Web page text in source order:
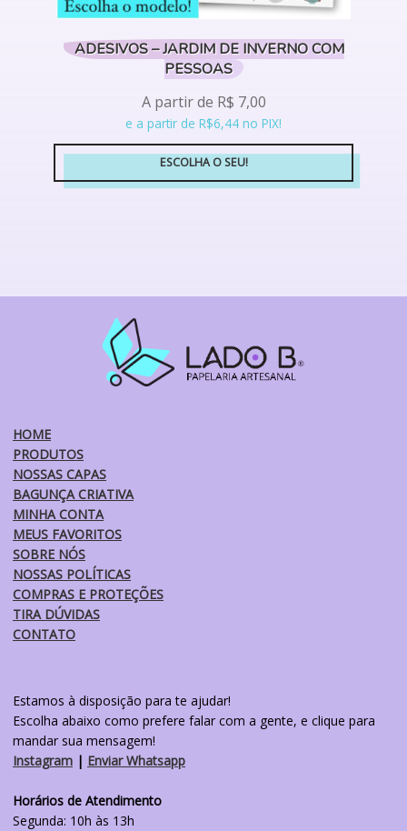
ADESIVOS – JARDIM DE INVERNO COM
PESSOAS
A partir de R$ 7,00
e a partir de R$6,44 no PIX!
ESCOLHA O SEU!
Este
As
ser
escolhidas
HOME
PRODUTOS
NOSSAS CAPAS
BAGUNÇA CRIATIVA
MINHA CONTA
MEUS FAVORITOS
SOBRE NÓS
NOSSAS POLÍTICAS
COMPRAS E PROTEÇÕES
TIRA DÚVIDAS
CONTATO
Estamos à disposição para te ajudar!
Escolha abaixo como prefere falar com a gente, e clique para
mandar sua mensagem!
Instagram | Enviar Whatsapp
Horários de Atendimento
Segunda: 10h às 13h